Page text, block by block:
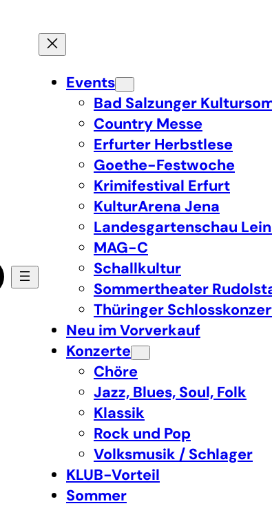
Events
Bad Salzunger
Country Messe
Erfurter Herbstlese
Goethe-Festwoche
Krimifestival Erfurt
KulturArena Jena
Landesgartenschau
MAG-C
Schallkultur
Sommertheater
Thüringer
Neu im Vorverkauf
Konzerte
Chöre
Jazz, Blues, Soul, Folk
Klassik
Rock und Pop
Volksmusik / Schlager
KLUB-Vorteil
Sommer